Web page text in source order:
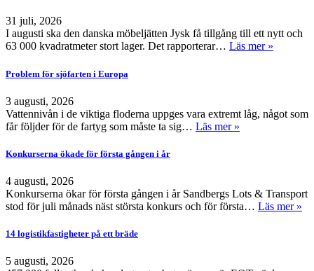
31 juli, 2026
I augusti ska den danska möbeljätten Jysk få tillgång till ett nytt och
63 000 kvadratmeter stort lager. Det rapporterar… Läs mer »
Problem för sjöfarten i Europa
3 augusti, 2026
Vattennivån i de viktiga floderna uppges vara extremt låg, något som
får följder för de fartyg som måste ta sig… Läs mer »
Konkurserna ökade för första gången i år
4 augusti, 2026
Konkurserna ökar för första gången i år Sandbergs Lots & Transport
stod för juli månads näst största konkurs och för första… Läs mer »
14 logistikfastigheter på ett bräde
5 augusti, 2026